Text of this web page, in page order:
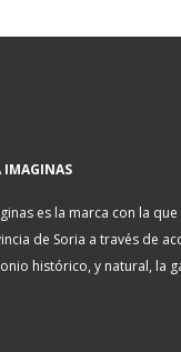
IMAGINAS
es la marca con la
de Soria a través de
histórico, y natural, la